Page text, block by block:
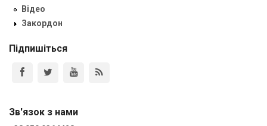
Відео
Закордон
Підпишіться
Зв'язок з нами